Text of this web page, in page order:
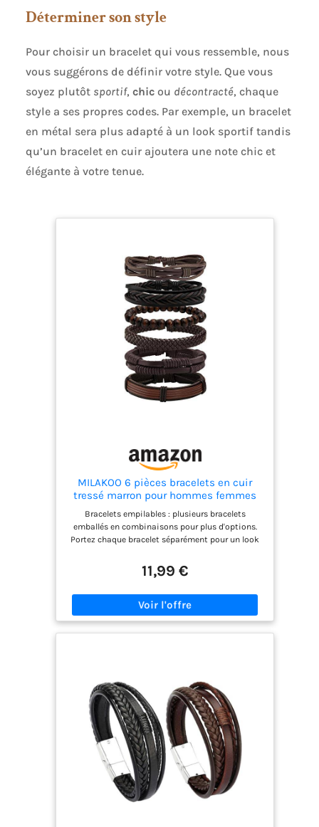
Déterminer son style
Pour choisir un bracelet qui vous ressemble, nous
vous suggérons de définir votre style. Que vous
soyez plutôt sportif, chicou décontracté, chaque
style a ses propres codes. Par exemple, un bracelet
en métal sera plus adapté à un look sportif tandis
qu’un bracelet en cuir ajoutera une note chic et
élégante à votre tenue.
MILAKOO 6 pièces bracelets en cuir
tressé marron pour hommes femmes
bracelets de manchette
Bracelets empilables : plusieurs bracelets
emballés en combinaisons pour plus d'options.
Portez chaque bracelet séparément pour un look
votre propre style. La polyvalence rencontre la
créativité, s'adaptant à différentes occasions et à
QUALITÉ: Cordons de chanvre de haute qualité,
bracelet en cuir tressé et perles en bois, doux et
TAILLES RÉGLABLES: 7-9,5 pouces de longueur
ajustable, convient à la plupart des gens, ne vous
inquiétez pas des tailles, il peut s'adapter à la
plupart des poignets. STYLE ASSORTI: Venez avec
différents styles. Tendance pour les hommes et les
femmes à porter un bracelet multicouche qui
peut faire une recherche différente pour vous.
11,99 €